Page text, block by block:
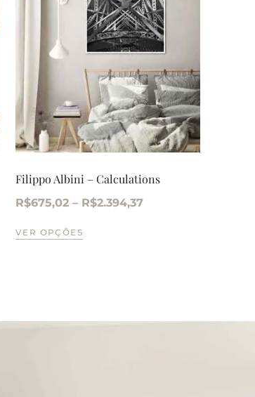
Filippo Albini – Calculations
R$675,02 – R$2.394,37
VER OPÇÕES